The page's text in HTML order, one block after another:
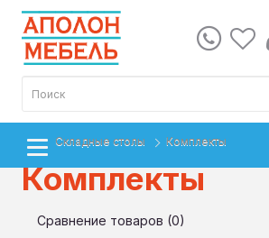
Складные столы Комплекты
Комплекты
Сравнение товаров (0)